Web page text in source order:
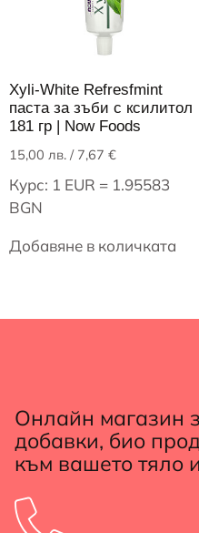
Xyli-White Refresfmint
паста за зъби с ксилитол
181 гр | Now Foods
15,00 лв. / 7,67 €
Курс: 1 EUR = 1.95583
BGN
Добавяне в количката
Онлайн магазин
добавки, био
към вашето тяло